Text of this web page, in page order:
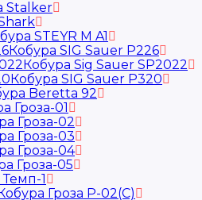
Stalker
STEYR M A1
Кобура SIG Sauer P226
Кобура Sig Sauer SP2022
Кобура SIG Sauer P320
Beretta 92
Гроза-01
Гроза-02
Гроза-03
Гроза-04
Гроза-05
1
Гроза Р-02(С)